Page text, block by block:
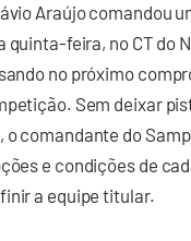
Araújo comandou
quinta-feira, no CT do
no próximo
Sem deixar
o comandante do
e condições de
a equipe titular.